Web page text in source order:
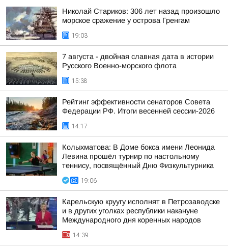
Николай Стариков: 306 лет назад произошло
морское сражение у острова Гренгам
19:03
7 августа - двойная славная дата в истории
Русского Военно-морского флота
15:38
Рейтинг эффективности сенаторов Совета
Федерации РФ. Итоги весенней сессии-2026
14:17
Колыхматова: В Доме бокса имени Леонида
Левина прошёл турнир по настольному
теннису, посвящённый Дню Физкультурника
19:06
Карельскую круугу исполнят в Петрозаводске
и в других уголках республики накануне
Международного дня коренных народов
14:39